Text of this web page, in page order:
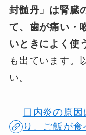
封髄丹」は腎臓
て、歯が痛い・
いときによく使
も出ています。
い。
口内炎の原
り、ご飯が